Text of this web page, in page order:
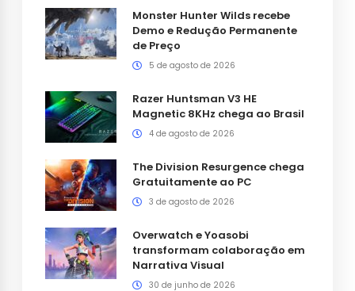
Monster Hunter Wilds recebe
Demo e Redução Permanente
de Preço
5 de agosto de 2026
Razer Huntsman V3 HE
Magnetic 8KHz chega ao Brasil
4 de agosto de 2026
The Division Resurgence chega
Gratuitamente ao PC
3 de agosto de 2026
Overwatch e Yoasobi
transformam colaboração em
Narrativa Visual
30 de junho de 2026